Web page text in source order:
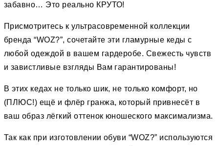
забавно… Это реально КРУТО!
Присмотритесь к ультрасовременной коллекции
бренда “WOZ?”, сочетайте эти гламурные кеды с
любой одеждой в вашем гардеробе. Свежесть чувств
и завистливые взгляды Вам гарантированы!
В этих кедах не только шик, не только комфорт, но
(ПЛЮС!) ещё и флёр гранжа, который привнесёт в
ваш образ лёгкий оттенок юношеского максимализма.
Так как при изготовлении обуви “WOZ?” используются